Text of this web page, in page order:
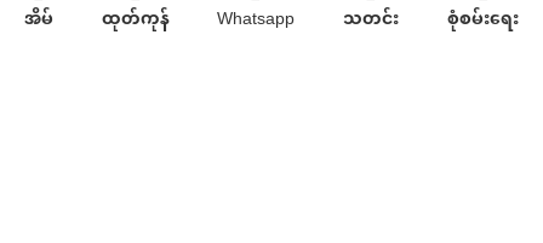
ကြှနျုပျတို့ကိုဆကျသှယျရနျ
အိမ် ထုတ်ကုန် Whatsapp သတင်း စုံစမ်းရေး